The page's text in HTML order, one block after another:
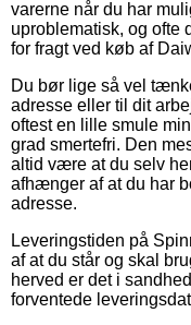
varerne når du har
uproblematisk, og ofte
for fragt ved køb af
Du bør lige så vel
adresse eller til dit
oftest en lille smule
grad smertefri. Den
altid være at du selv
afhænger af at du har
adresse.
Leveringstiden på
af at du står og skal
herved er det i
forventede